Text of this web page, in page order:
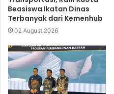
Beasiswa Ikatan Dinas
Terbanyak dari Kemenhub
02 August 2026